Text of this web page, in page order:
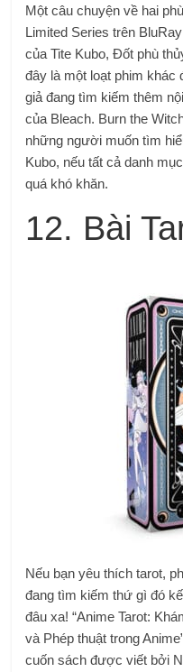
Một câu chuyện về hai
Limited Series trên
của Tite Kubo,Đốt phù
đây là một loạt phim khác
giả đang tìm kiếm thêm
của Bleach. Burn the
những người muốn tìm
Kubo, nếu tất cả danh
quá khó khăn.
12. Bài
Nếu bạn yêu thích tarot,
đang tìm kiếm thứ gì đó
đâu xa! “Anime Tarot:
và Phép thuật trong
cuốn sách được viết bởi